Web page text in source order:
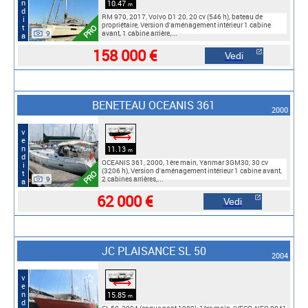
PRO
9
10.47 m
RM 970, 2017, Volvo D1 20, 20 cv (546 h), bateau de
propriétaire, Version d'aménagement intérieur 1 cabine
avant, 1 cabine arrière,...
158 000 € Vedi
vendita PRO
9
BENETEAU OCEANIS 361 2000
⟷
11.13 m
OCEANIS 361, 2000, 1ère main, Yanmar 3GM30, 30 cv
(3206 h), Version d'aménagement intérieur 1 cabine avant,
2 cabines arrières,...
62 000 € Vedi
JC PLAISANCE SL 50 2004
⟷
15.85 m